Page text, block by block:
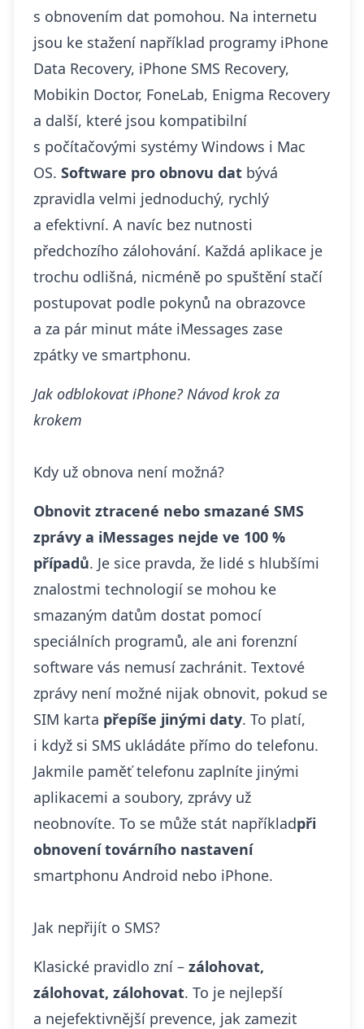
s obnovením dat pomohou. Na internetu
jsou ke stažení například programy iPhone
Data Recovery, iPhone SMS Recovery,
Mobikin Doctor, FoneLab, Enigma Recovery
a další, které jsou kompatibilní
s počítačovými systémy Windows i Mac
OS. Software pro obnovu dat bývá
zpravidla velmi jednoduchý, rychlý
a efektivní. A navíc bez nutnosti
předchozího zálohování. Každá aplikace je
trochu odlišná, nicméně po spuštění stačí
postupovat podle pokynů na obrazovce
a za pár minut máte iMessages zase
zpátky ve smartphonu.
Jak odblokovat iPhone? Návod krok za
krokem
Kdy už obnova není možná?
Obnovit ztracené nebo smazané SMS
zprávy a iMessages nejde ve 100 %
případů. Je sice pravda, že lidé s hlubšími
znalostmi technologií se mohou ke
smazaným datům dostat pomocí
speciálních programů, ale ani forenzní
software vás nemusí zachránit. Textové
zprávy není možné nijak obnovit, pokud se
SIM karta přepíše jinými daty. To platí,
i když si SMS ukládáte přímo do telefonu.
Jakmile paměť telefonu zaplníte jinými
aplikacemi a soubory, zprávy už
neobnovíte. To se může stát napříkladpři
obnovení továrního nastavení
smartphonu Android nebo iPhone.
Jak nepřijít o SMS?
Klasické pravidlo zní – zálohovat,
zálohovat, zálohovat. To je nejlepší
a nejefektivnější prevence, jak zamezit